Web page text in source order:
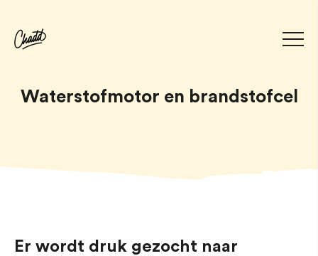
Waterstofmotor en brandstofcel
Er wordt druk gezocht naar